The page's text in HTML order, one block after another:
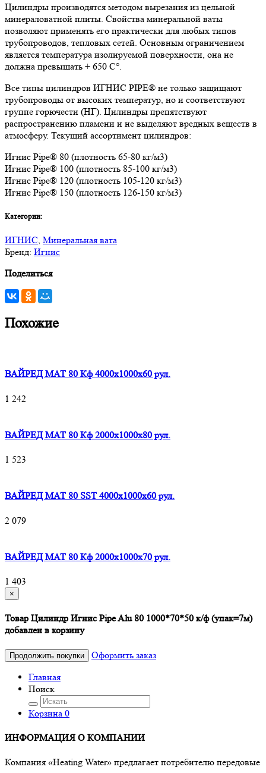
Цилиндры производятся методом вырезания из цельной
минераловатной плиты. Свойства минеральной ваты
позволяют применять его практически для любых типов
трубопроводов, тепловых сетей. Основным ограничением
является температура изолируемой поверхности, она не
должна превышать + 650 C°.
Все типы цилиндров ИГНИС PIPE® не только защищают
трубопроводы от высоких температур, но и соответствуют
группе горючести (НГ). Цилиндры препятствуют
распространению пламени и не выделяют вредных веществ в
атмосферу. Текущий ассортимент цилиндров:
Игнис Pipe® 80 (плотность 65-80 кг/м3)
Игнис Pipe® 100 (плотность 85-100 кг/м3)
Игнис Pipe® 120 (плотность 105-120 кг/м3)
Игнис Pipe® 150 (плотность 126-150 кг/м3)
Категории:
ИГНИС, Минеральная вата
Бренд: Игнис
Поделиться
Похожие
ВАЙРЕД МАТ 80 Кф 4000x1000x60 рул.
1 242
ВАЙРЕД МАТ 80 Кф 2000x1000x80 рул.
1 523
ВАЙРЕД МАТ 80 SST 4000x1000x60 рул.
2 079
ВАЙРЕД МАТ 80 Кф 2000x1000x70 рул.
1 403
×
Товар Цилиндр Игнис Pipe Alu 80 1000*70*50 к/ф (упак=7м)
добавлен в корзину
Продолжить покупки
Оформить заказ
Главная
Поиск
Корзина 0
ИНФОРМАЦИЯ О КОМПАНИИ
Компания «Heating Water» предлагает потребителю передовые